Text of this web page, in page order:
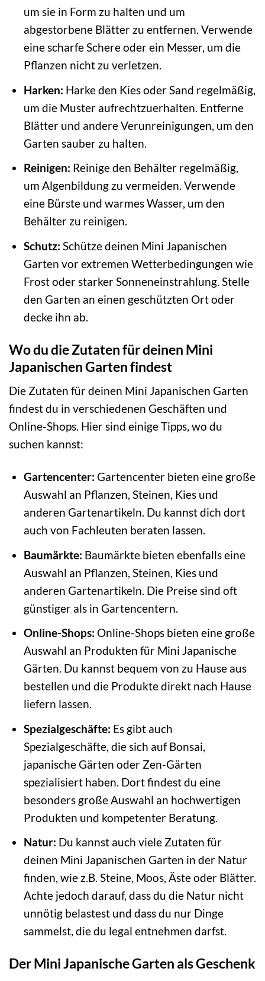
um sie in Form zu halten und um
abgestorbene Blätter zu entfernen. Verwende
eine scharfe Schere oder ein Messer, um die
Pflanzen nicht zu verletzen.
Harken: Harke den Kies oder Sand regelmäßig,
um die Muster aufrechtzuerhalten. Entferne
Blätter und andere Verunreinigungen, um den
Garten sauber zu halten.
Reinigen: Reinige den Behälter regelmäßig,
um Algenbildung zu vermeiden. Verwende
eine Bürste und warmes Wasser, um den
Behälter zu reinigen.
Schutz: Schütze deinen Mini Japanischen
Garten vor extremen Wetterbedingungen wie
Frost oder starker Sonneneinstrahlung. Stelle
den Garten an einen geschützten Ort oder
decke ihn ab.
Wo du die Zutaten für deinen Mini
Japanischen Garten findest
Die Zutaten für deinen Mini Japanischen Garten
findest du in verschiedenen Geschäften und
Online-Shops. Hier sind einige Tipps, wo du
suchen kannst:
Gartencenter: Gartencenter bieten eine große
Auswahl an Pflanzen, Steinen, Kies und
anderen Gartenartikeln. Du kannst dich dort
auch von Fachleuten beraten lassen.
Baumärkte: Baumärkte bieten ebenfalls eine
Auswahl an Pflanzen, Steinen, Kies und
anderen Gartenartikeln. Die Preise sind oft
günstiger als in Gartencentern.
Online-Shops: Online-Shops bieten eine große
Auswahl an Produkten für Mini Japanische
Gärten. Du kannst bequem von zu Hause aus
bestellen und die Produkte direkt nach Hause
liefern lassen.
Spezialgeschäfte: Es gibt auch
Spezialgeschäfte, die sich auf Bonsai,
japanische Gärten oder Zen-Gärten
spezialisiert haben. Dort findest du eine
besonders große Auswahl an hochwertigen
Produkten und kompetenter Beratung.
Natur: Du kannst auch viele Zutaten für
deinen Mini Japanischen Garten in der Natur
finden, wie z.B. Steine, Moos, Äste oder Blätter.
Achte jedoch darauf, dass du die Natur nicht
unnötig belastest und dass du nur Dinge
sammelst, die du legal entnehmen darfst.
Der Mini Japanische Garten als Geschenk